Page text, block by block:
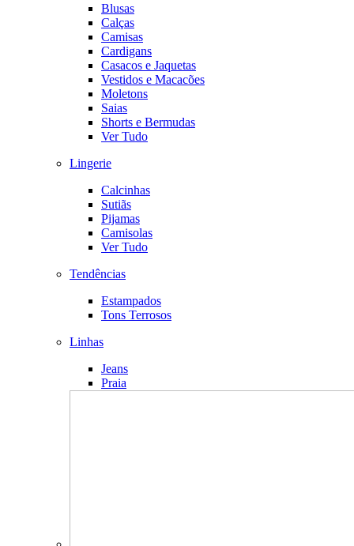
Blusas
Calças
Camisas
Cardigans
Casacos e Jaquetas
Vestidos e Macacões
Moletons
Saias
Shorts e Bermudas
Ver Tudo
Lingerie
Calcinhas
Sutiãs
Pijamas
Camisolas
Ver Tudo
Tendências
Estampados
Tons Terrosos
Linhas
Jeans
Praia